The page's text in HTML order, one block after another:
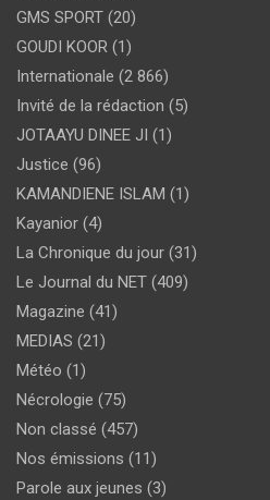
GMS SPORT (20)
GOUDI KOOR (1)
Internationale (2 866)
Invité de la rédaction (5)
JOTAAYU DINEE JI (1)
Justice (96)
KAMANDIENE ISLAM (1)
Kayanior (4)
La Chronique du jour (31)
Le Journal du NET (409)
Magazine (41)
MEDIAS (21)
Météo (1)
Nécrologie (75)
Non classé (457)
Nos émissions (11)
Parole aux jeunes (3)